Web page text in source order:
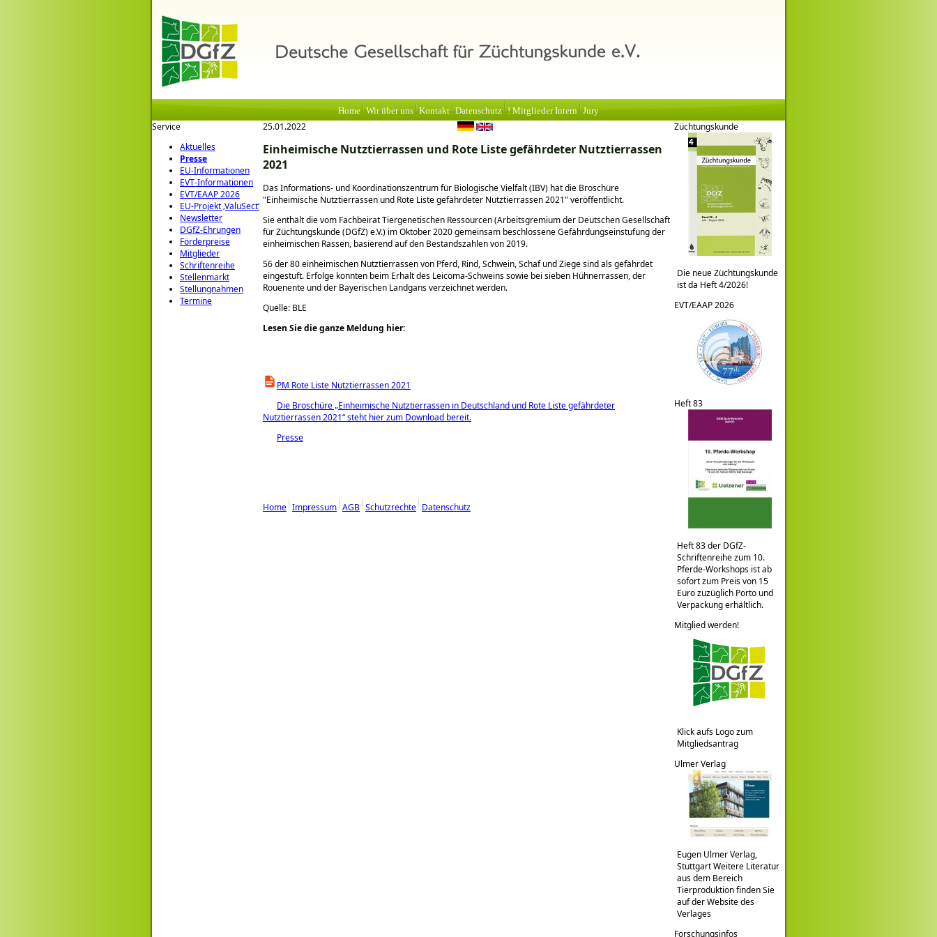
Home Wir über uns Kontakt Datenschutz ! Mitglieder Intern Jury
Service
Aktuelles
Presse
EU-Informationen
EVT-Informationen
EVT/EAAP 2026
EU-Projekt ‚ValuSect‘
Newsletter
DGfZ-Ehrungen
Förderpreise
Mitglieder
Schriftenreihe
Stellenmarkt
Stellungnahmen
Termine
25.01.2022
Einheimische Nutztierrassen und Rote Liste gefährdeter Nutztierrassen
2021
Das Informations- und Koordinationszentrum für Biologische Vielfalt (IBV) hat die Broschüre
Einheimische Nutztierrassen und Rote Liste gefährdeter Nutztierrassen 2021 veröffentlicht.
Sie enthält die vom Fachbeirat Tiergenetischen Ressourcen (Arbeitsgremium der Deutschen Gesellschaft
für Züchtungskunde (DGfZ) e.V.) im Oktober 2020 gemeinsam beschlossene Gefährdungseinstufung der
einheimischen Rassen, basierend auf den Bestandszahlen von 2019.
56 der 80 einheimischen Nutztierrassen von Pferd, Rind, Schwein, Schaf und Ziege sind als gefährdet
eingestuft. Erfolge konnten beim Erhalt des Leicoma-Schweins sowie bei sieben Hühnerrassen, der
Rouenente und der Bayerischen Landgans verzeichnet werden.
Quelle: BLE
Lesen Sie die ganze Meldung hier:
PM Rote Liste Nutztierrassen 2021
Die Broschüre „Einheimische Nutztierrassen in Deutschland und Rote Liste gefährdeter
Nutztierrassen 2021“ steht hier zum Download bereit.
Presse
Home Impressum AGB Schutzrechte Datenschutz
Züchtungskunde
Die neue Züchtungskunde
ist da Heft 4/2026!
EVT/EAAP 2026
Heft 83
Heft 83 der DGfZ-
Schriftenreihe zum 10.
Pferde-Workshops ist ab
sofort zum Preis von 15
Euro zuzüglich Porto und
Verpackung erhältlich.
Mitglied werden!
Klick aufs Logo zum
Mitgliedsantrag
Ulmer Verlag
Eugen Ulmer Verlag,
Stuttgart Weitere Literatur
aus dem Bereich
Tierproduktion finden Sie
auf der Website des
Verlages
Forschungsinfos